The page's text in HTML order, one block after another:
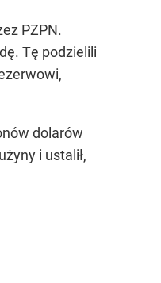
PZPN.
Tę podzielili
dolarów
i ustalił,